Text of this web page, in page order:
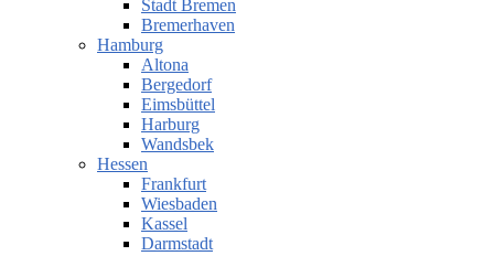
Stadt Bremen
Bremerhaven
Hamburg
Altona
Bergedorf
Eimsbüttel
Harburg
Wandsbek
Hessen
Frankfurt
Wiesbaden
Kassel
Darmstadt